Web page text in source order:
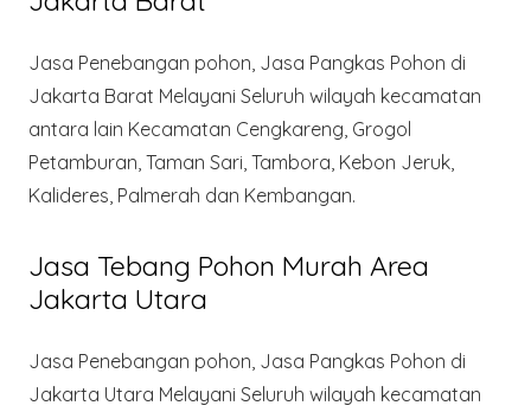
Jasa Penebangan pohon, Jasa Pangkas Pohon di
Jakarta Barat Melayani Seluruh wilayah kecamatan
antara lain Kecamatan Cengkareng, Grogol
Petamburan, Taman Sari, Tambora, Kebon Jeruk,
Kalideres, Palmerah dan Kembangan.
Jasa Tebang Pohon Murah Area
Jakarta Utara
Jasa Penebangan pohon, Jasa Pangkas Pohon di
Jakarta Utara Melayani Seluruh wilayah kecamatan